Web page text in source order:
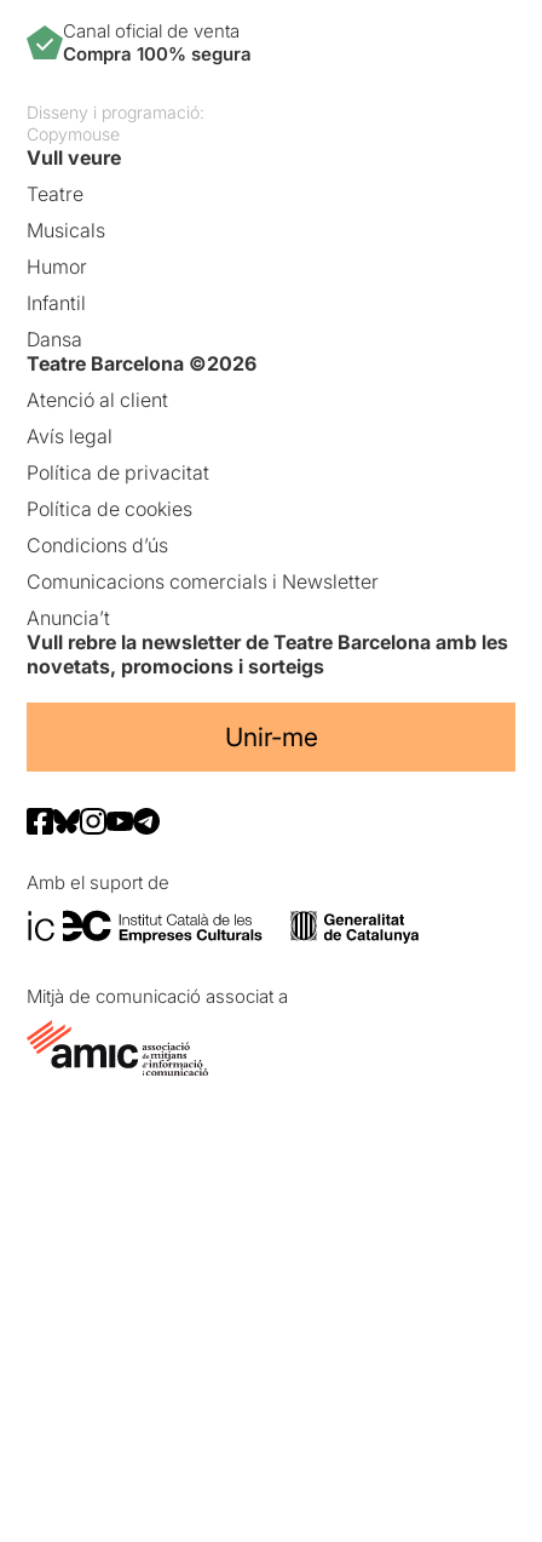
Canal oficial de venta
Compra 100% segura
Disseny i programació:
Copymouse
Vull veure
Teatre
Musicals
Humor
Infantil
Dansa
Teatre Barcelona ©2026
Atenció al client
Avís legal
Política de privacitat
Política de cookies
Condicions d’ús
Comunicacions comercials i Newsletter
Anuncia’t
Vull rebre la newsletter de Teatre Barcelona amb les
novetats, promocions i sorteigs
Unir-me
Amb el suport de
Mitjà de comunicació associat a